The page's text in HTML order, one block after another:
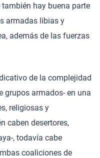
hay buena parte
armadas libias y
además de las fuerzas
de la complejidad
grupos armados- en una
religiosas y
caben desertores,
, todavía cabe
coaliciones de